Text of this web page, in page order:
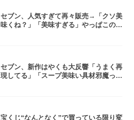
セブン、人気すぎて再々販売→「クソ美
味くね？」「美味すぎる」やっぱこのク
セブン、新作はやくも大反響「うまく再
現してる」「スープ美味い具材邪魔って
宝くじ“なんとなく”で買っている限り変